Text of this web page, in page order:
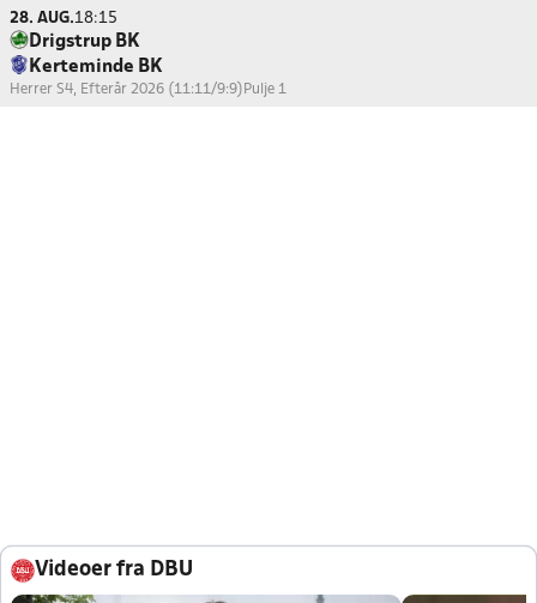
28. AUG.18:15
Drigstrup BK
Kerteminde BK
Herrer S4, Efterår 2026 (11:11/9:9) Pulje 1
Videoer fra DBU